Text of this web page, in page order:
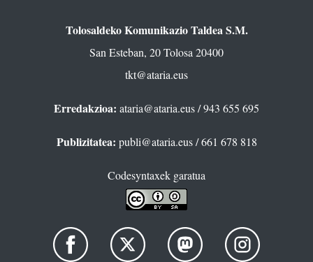
Tolosaldeko Komunikazio Taldea S.M.
San Esteban, 20 Tolosa 20400
tkt@ataria.eus
Erredakzioa: ataria@ataria.eus/ 943 655 695
Publizitatea: publi@ataria.eus/ 661 678 818
Codesyntaxek garatua